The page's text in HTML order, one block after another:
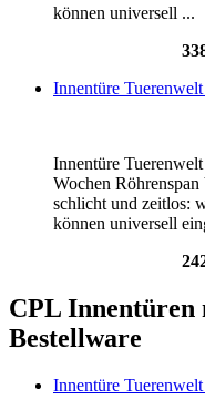
können universell ...
Innentüre
Innentüre
Wochen
schlicht und zeitlos:
können universell
CPL Innentüren
Bestellware
Innentüre